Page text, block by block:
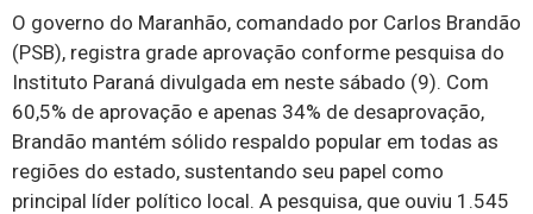
O governo do Maranhão, comandado por Carlos Brandão
(PSB), registra grade aprovação conforme pesquisa do
Instituto Paraná divulgada em neste sábado (9). Com
60,5% de aprovação e apenas 34% de desaprovação,
Brandão mantém sólido respaldo popular em todas as
regiões do estado, sustentando seu papel como
principal líder político local. A pesquisa, que ouviu 1.545